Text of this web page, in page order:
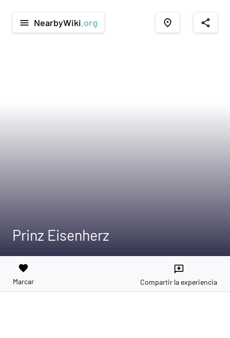
menu NearbyWiki .org place share
Prinz Eisenherz
favorite
Marcar
reviews
Compartir la experiencia